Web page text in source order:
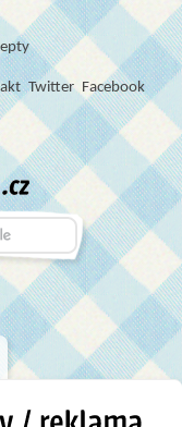
Twitter Facebook